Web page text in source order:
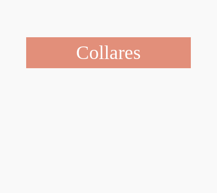
Collares